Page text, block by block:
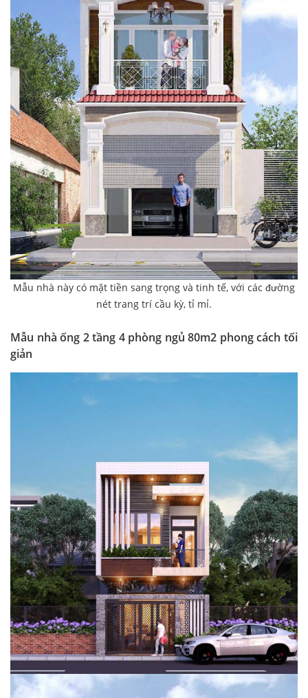
Mẫu nhà này có mặt tiền sang trọng và tinh tế, với các đường
nét trang trí cầu kỳ, tỉ mỉ.
Mẫu nhà ống 2 tầng 4 phòng ngủ 80m2 phong cách tối
giản